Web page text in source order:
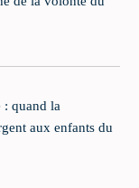
: quand la
aux enfants du